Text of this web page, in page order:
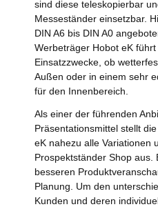
sind diese teleskopierbar
Messeständer einsetzbar.
DIN A6 bis DIN A0
Werbeträger Hobot eK
Einsatzzwecke, ob
Außen oder in einem sehr
für den Innenbereich.
Als einer der führenden
Präsentationsmittel stellt
eK nahezu alle Variationen
Prospektständer Shop aus.
besseren
Planung. Um den
Kunden und deren